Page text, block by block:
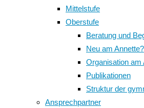
Mittelstufe
Oberstufe
Beratung und
Neu am Annette?
Organisation am
Publikationen
Struktur der
Ansprechpartner